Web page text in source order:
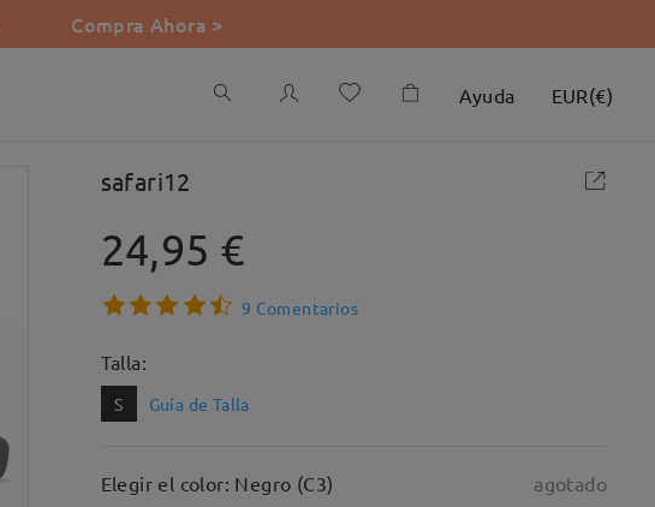
Compra Ahora >
Ayuda EUR(€)
safari12
24,95 €
9 Comentarios
Talla:
S Guía de Talla
Elegir el color: Negro (C3) agotado